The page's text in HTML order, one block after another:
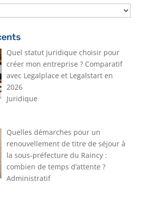
Quel statut juridique choisir pour
créer mon entreprise ? Comparatif
avec Legalplace et Legalstart en
2026
Juridique
Quelles démarches pour un
renouvellement de titre de séjour à
la sous-préfecture du Raincy :
combien de temps d’attente ?
Administratif